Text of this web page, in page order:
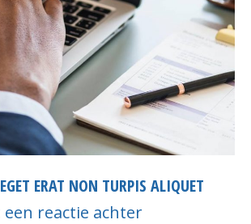
ERAT NON TURPIS ALIQUET
een reactie achter